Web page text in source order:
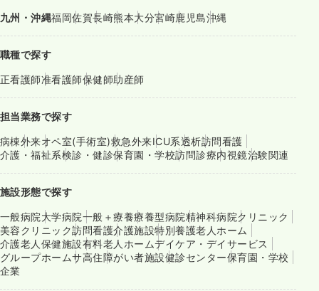
九州・沖縄福岡佐賀長崎熊本大分宮崎鹿児島沖縄
職種で探す
正看護師准看護師保健師助産師
担当業務で探す
病棟外来オペ室(手術室)救急外来ICU系透析訪問看護
介護・福祉系検診・健診保育園・学校訪問診療内視鏡治験関連
施設形態で探す
一般病院大学病院一般＋療養療養型病院精神科病院クリニック
美容クリニック訪問看護介護施設特別養護老人ホーム
介護老人保健施設有料老人ホームデイケア・デイサービス
グループホームサ高住障がい者施設健診センター保育園・学校
企業